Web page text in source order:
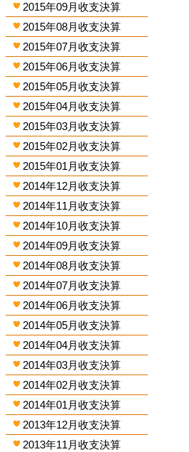
2015年09月收支決算
2015年08月收支決算
2015年07月收支決算
2015年06月收支決算
2015年05月收支決算
2015年04月收支決算
2015年03月收支決算
2015年02月收支決算
2015年01月收支決算
2014年12月收支決算
2014年11月收支決算
2014年10月收支決算
2014年09月收支決算
2014年08月收支決算
2014年07月收支決算
2014年06月收支決算
2014年05月收支決算
2014年04月收支決算
2014年03月收支決算
2014年02月收支決算
2014年01月收支決算
2013年12月收支決算
2013年11月收支決算